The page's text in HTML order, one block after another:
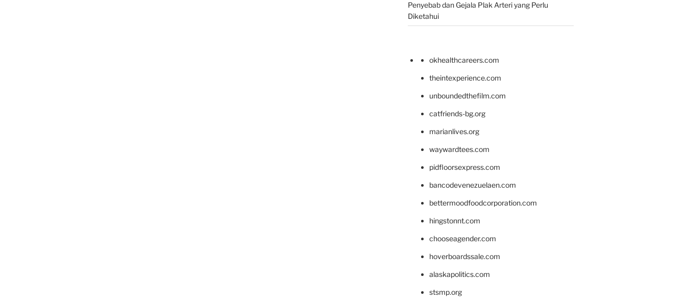
Penyebab dan Gejala Plak Arteri yang Perlu
Diketahui
okhealthcareers.com
theintexperience.com
unboundedthefilm.com
catfriends-bg.org
marianlives.org
waywardtees.com
pidfloorsexpress.com
bancodevenezuelaen.com
bettermoodfoodcorporation.com
hingstonnt.com
chooseagender.com
hoverboardssale.com
alaskapolitics.com
stsmp.org